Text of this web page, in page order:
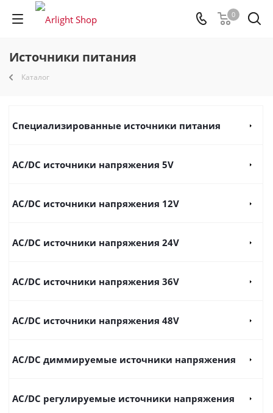
0
Источники питания
Каталог
Специализированные источники питания
AC/DC источники напряжения 5V
AC/DC источники напряжения 12V
AC/DC источники напряжения 24V
AC/DC источники напряжения 36V
AC/DC источники напряжения 48V
AC/DC диммируемые источники напряжения
AC/DC регулируемые источники напряжения